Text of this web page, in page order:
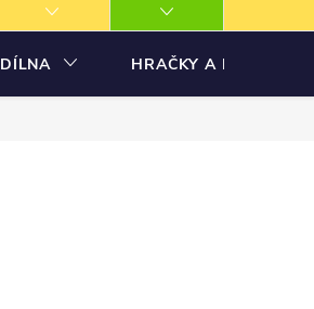
DÍLNA HRAČKY A MODELY